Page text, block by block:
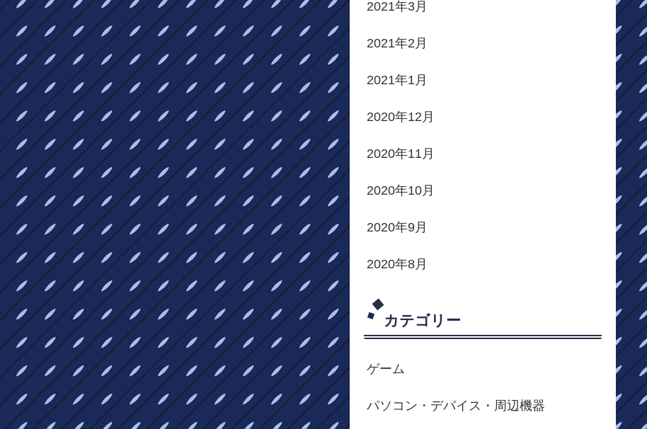
2021年3月
2021年2月
2021年1月
2020年12月
2020年11月
2020年10月
2020年9月
2020年8月
カテゴリー
ゲーム
パソコン・デバイス・周辺機器